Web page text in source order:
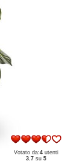
Votato da:4 utenti
3.7 su5